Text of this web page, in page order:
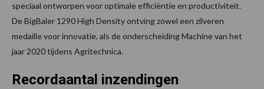
speciaal ontworpen voor optimale efficiëntie en productiviteit.
De BigBaler 1290 High Density ontving zowel een zilveren
medaille voor innovatie, als de onderscheiding Machine van het
jaar 2020 tijdens Agritechnica.
Recordaantal inzendingen